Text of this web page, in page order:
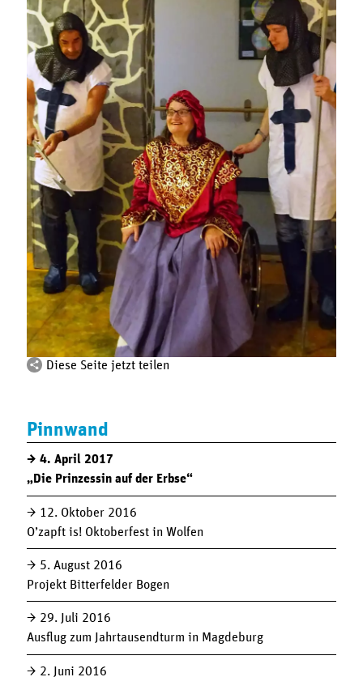
Pinnwand
4. April 2017
„Die Prinzessin auf der Erbse“
12. Oktober 2016
O’zapft is! Oktoberfest in Wolfen
5. August 2016
Projekt Bitterfelder Bogen
29. Juli 2016
Ausflug zum Jahrtausendturm in Magdeburg
2. Juni 2016
Diese Seite jetzt teilen